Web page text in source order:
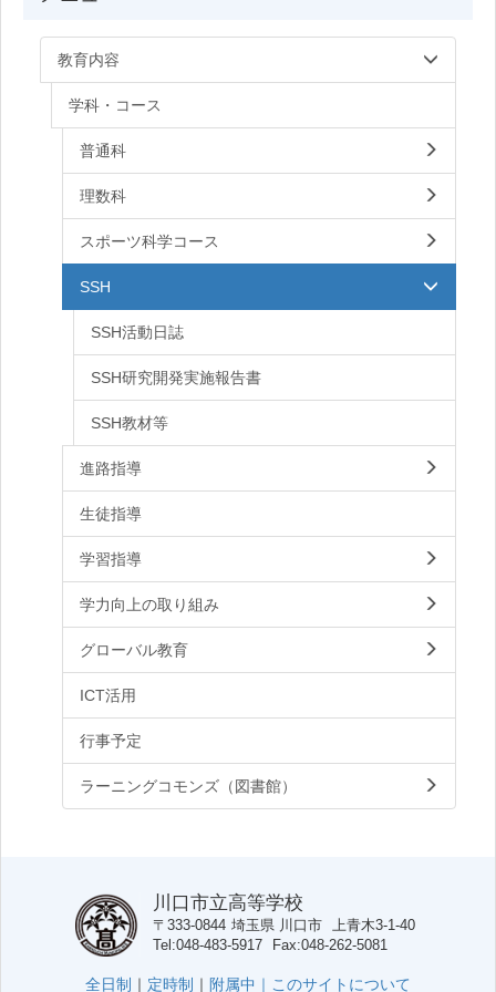
教育内容
学科・コース
普通科
理数科
スポーツ科学コース
SSH
SSH活動日誌
SSH研究開発実施報告書
SSH教材等
進路指導
生徒指導
学習指導
学力向上の取り組み
グローバル教育
ICT活用
行事予定
ラーニングコモンズ（図書館）
川口市立高等学校
〒333-0844 埼玉県 川口市 上青木3-1-40
Tel 048-483-5917 Fax 048-262-5081
全日制 ｜ 定時制 ｜ 附属中｜ このサイトについて